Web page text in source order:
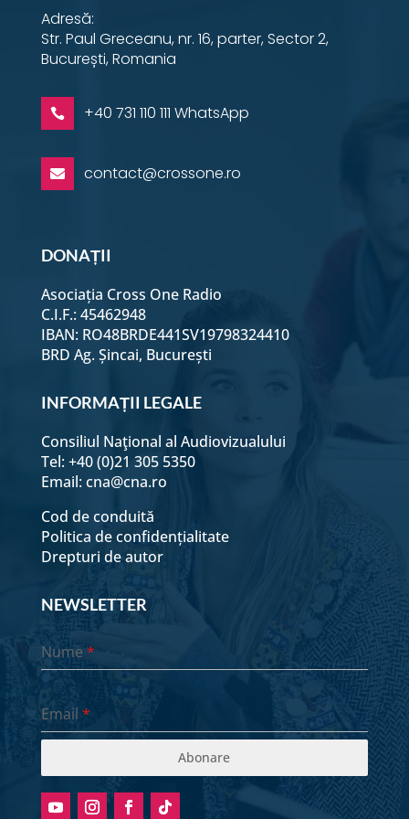
Adresă:
Str. Paul Greceanu, nr. 16, parter, Sector 2,
București, Romania
 +40 731 110 111 WhatsApp
 contact@crossone.ro
DONAȚII
Asociația Cross One Radio
C.I.F.: 45462948
IBAN: RO48BRDE441SV19798324410
BRD Ag. Șincai, București
INFORMAȚII LEGALE
Consiliul Naţional al Audiovizualului
Tel: +40 (0)21 305 5350
Email: cna@cna.ro
Cod de conduită
Politica de confidențialitate
Drepturi de autor
NEWSLETTER
Nume*
Email *
Abonare